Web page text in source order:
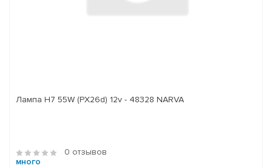
Лампа H7 55W (PX26d) 12v - 48328 NARVA
0 отзывов
много